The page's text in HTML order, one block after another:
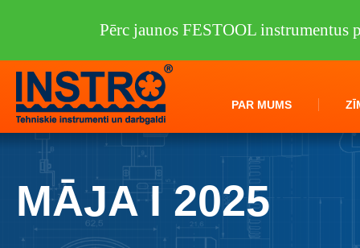
PAR MUMS
MĀJA I 2025
Pērc jaunos FESTOOL instrumentus